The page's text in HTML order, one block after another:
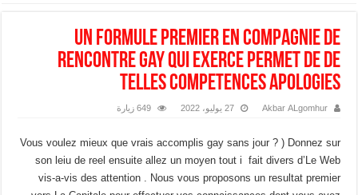
Un formule premier en compagnie de
rencontre gay qui exerce permet de de
telles competences apologies
Akbar ALgomhur 27 يوليو، 2022 649 زيارة
Vous voulez mieux que vrais accomplis gay sans jour ? ) Donnez sur
son leiu de reel ensuite allez un moyen tout i fait divers d’Le Web
vis-a-vis des attention . Nous vous proposons un resultat premier